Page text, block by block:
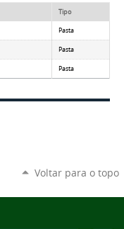
Tipo
Pasta
Pasta
Pasta
Voltar para o topo